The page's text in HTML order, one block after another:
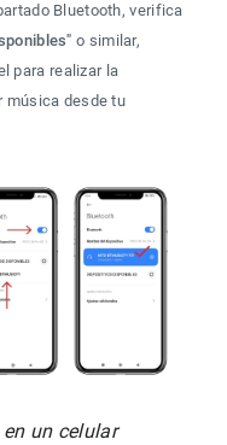
Bluetooth, verifica
o similar,
para realizar la
música desde tu
en un celular